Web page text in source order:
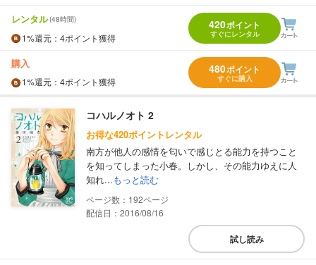
レンタル(48時間)
1%還元 ：4ポイント獲得
420ポイント
すぐにレンタル
購入
1%還元 ：4ポイント獲得
480ポイント
すぐに購入
コハルノオト 2
お得な420ポイントレンタル
南方が他人の感情を匂いで感じとる能力を持つこと
を知ってしまった小春。しかし、その能力ゆえに人
知れ...もっと読む
192
配信日：2016/08/16
試し読み